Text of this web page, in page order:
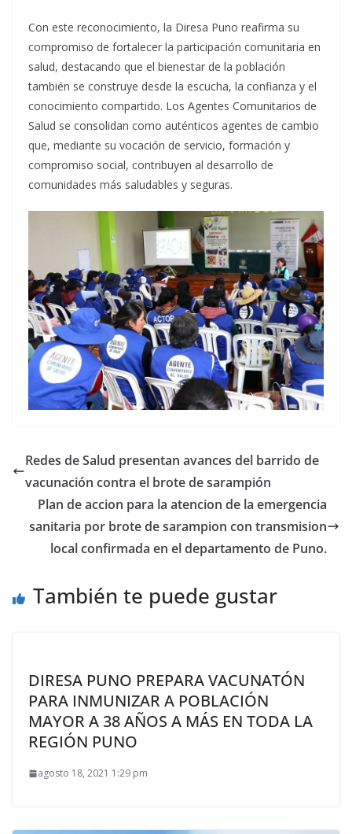
Con este reconocimiento, la Diresa Puno reafirma su
compromiso de fortalecer la participación comunitaria en
salud, destacando que el bienestar de la población
también se construye desde la escucha, la confianza y el
conocimiento compartido. Los Agentes Comunitarios de
Salud se consolidan como auténticos agentes de cambio
que, mediante su vocación de servicio, formación y
compromiso social, contribuyen al desarrollo de
comunidades más saludables y seguras.
Redes de Salud presentan avances del barrido de
vacunación contra el brote de sarampión
Plan de accion para la atencion de la emergencia
sanitaria por brote de sarampion con transmision
local confirmada en el departamento de Puno.
También te puede gustar
DIRESA PUNO PREPARA VACUNATÓN
PARA INMUNIZAR A POBLACIÓN
MAYOR A 38 AÑOS A MÁS EN TODA LA
REGIÓN PUNO
agosto 18, 2021 1:29 pm